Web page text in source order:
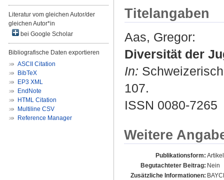
Literatur vom gleichen Autor/der
gleichen Autor*in
bei Google Scholar
Bibliografische Daten exportieren
ASCII Citation
BibTeX
EP3 XML
EndNote
HTML Citation
Multiline CSV
Reference Manager
Titelangaben
Aas, Gregor:
Diversität der
In:
107.
ISSN 0080-7265
Weitere
Publikationsform:
Begutachteter Beitrag: Nein
Zusätzliche Informationen: